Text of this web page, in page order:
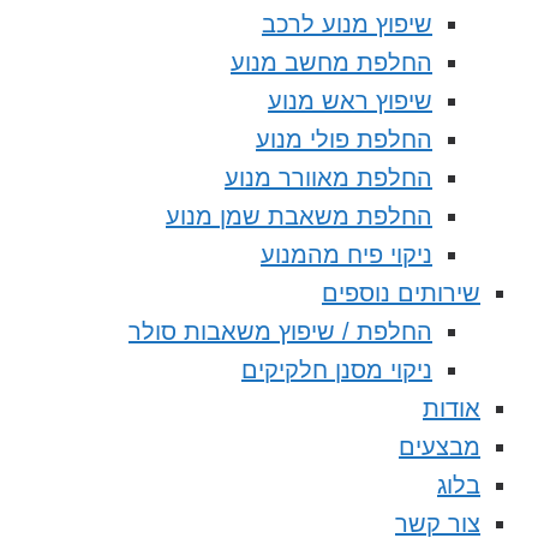
שיפוץ מנוע לרכב
החלפת מחשב מנוע
שיפוץ ראש מנוע
החלפת פולי מנוע
החלפת מאוורר מנוע
החלפת משאבת שמן מנוע
ניקוי פיח מהמנוע
שירותים נוספים
החלפת / שיפוץ משאבות סולר
ניקוי מסנן חלקיקים
אודות
מבצעים
בלוג
צור קשר